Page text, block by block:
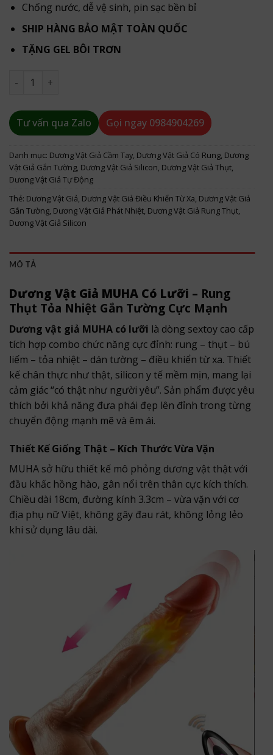
Chống nước, dễ vệ sinh, pin sạc bền bỉ
SHIP HÀNG BẢO MẬT TOÀN QUỐC
TẶNG GEL BÔI TRƠN
Dương Vật Giả MUHA có lưỡi – Rung Thụt Tỏa Nhiệt, Bú
Tư vấn qua Zalo Gọi ngay 0984904269
Danh mục: Dương Vật Giả Cầm Tay, Dương Vật Giả Có Rung, Dương
Vật Giả Gắn Tường, Dương Vật Giả Silicon, Dương Vật Giả Thụt,
Dương Vật Giả Tự Động
Thẻ: Dương Vật Giả, Dương Vật Giả Điều Khiển Từ Xa, Dương Vật Giả
Gắn Tường, Dương Vật Giả Phát Nhiệt, Dương Vật Giả Rung Thụt,
Dương Vật Giả Silicon
MÔ TẢ
Dương Vật Giả MUHA Có Lưỡi – Rung
Thụt Tỏa Nhiệt Gắn Tường Cực Mạnh
Dương vật giả MUHA có lưỡi là dòng sextoy cao cấp
tích hợp combo chức năng cực đỉnh: rung – thụt – bú
liếm – tỏa nhiệt – dán tường – điều khiển từ xa. Thiết
kế chân thực như thật, silicon y tế mềm mịn, mang lại
cảm giác “có thật như người yêu”. Sản phẩm được yêu
thích bởi khả năng đưa phái đẹp lên đỉnh trong từng
chuyển động mạnh mẽ và êm ái.
Thiết Kế Giống Thật – Kích Thước Vừa Vặn
MUHA sở hữu thiết kế mô phỏng dương vật thật với
đầu khấc hồng hào, gân nổi trên thân cực kích thích.
Chiều dài 18cm, đường kính 3.3cm – vừa vặn với cơ
địa phụ nữ Việt, không gây đau rát, không lỏng lẻo
khi sử dụng lâu dài.